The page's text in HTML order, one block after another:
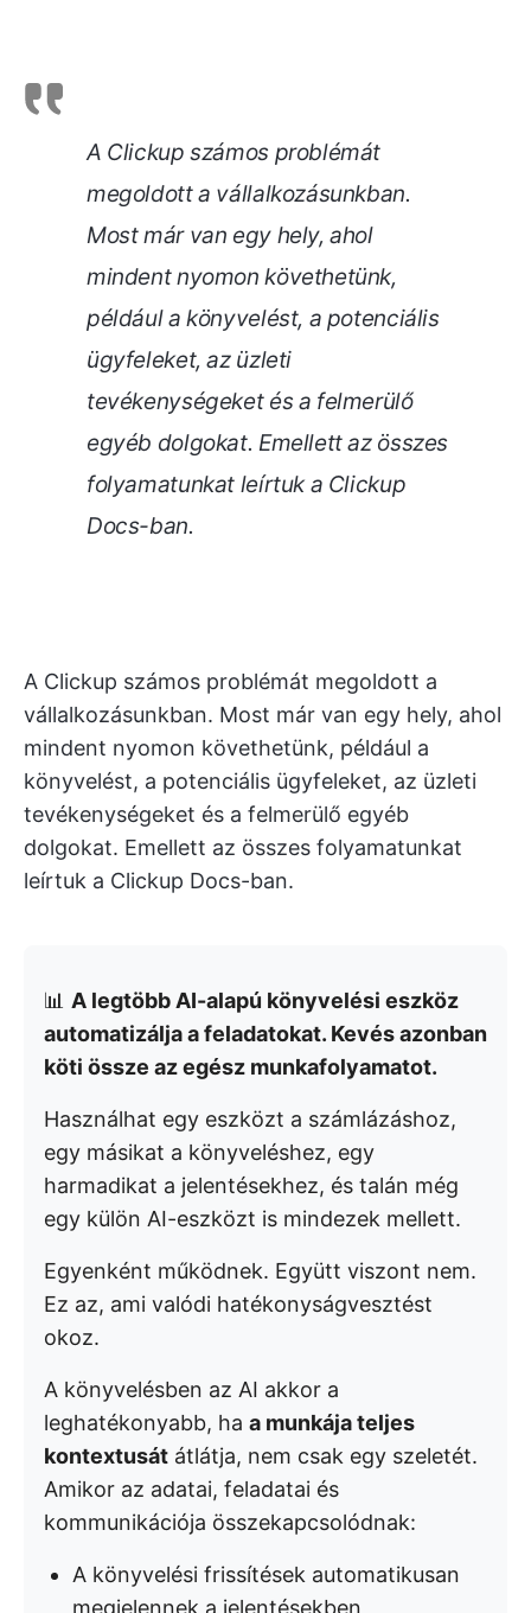
A Clickup számos problémát
megoldott a vállalkozásunkban.
Most már van egy hely, ahol
mindent nyomon követhetünk,
például a könyvelést, a potenciális
ügyfeleket, az üzleti
tevékenységeket és a felmerülő
egyéb dolgokat. Emellett az összes
folyamatunkat leírtuk a Clickup
Docs-ban.
A Clickup számos problémát megoldott a
vállalkozásunkban. Most már van egy hely, ahol
mindent nyomon követhetünk, például a
könyvelést, a potenciális ügyfeleket, az üzleti
tevékenységeket és a felmerülő egyéb
dolgokat. Emellett az összes folyamatunkat
leírtuk a Clickup Docs-ban.
📊 A legtöbb AI-alapú könyvelési eszköz
automatizálja a feladatokat. Kevés azonban
köti össze az egész munkafolyamatot.
Használhat egy eszközt a számlázáshoz,
egy másikat a könyveléshez, egy
harmadikat a jelentésekhez, és talán még
egy külön AI-eszközt is mindezek mellett.
Egyenként működnek. Együtt viszont nem.
Ez az, ami valódi hatékonyságvesztést
okoz.
A könyvelésben az AI akkor a
leghatékonyabb, ha a munkája teljes
kontextusát átlátja, nem csak egy szeletét.
Amikor az adatai, feladatai és
kommunikációja összekapcsolódnak:
A könyvelési frissítések automatikusan
megjelennek a jelentésekben